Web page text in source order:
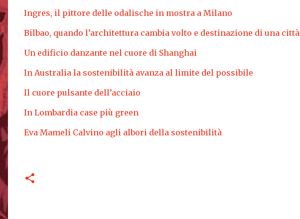
Ingres, il pittore delle odalische in mostra a Milano
Bilbao, quando l’architettura cambia volto e destinazione di una città
Un edificio danzante nel cuore di Shanghai
In Australia la sostenibilità avanza al limite del possibile
Il cuore pulsante dell’acciaio
In Lombardia case più green
Eva Mameli Calvino agli albori della sostenibilità